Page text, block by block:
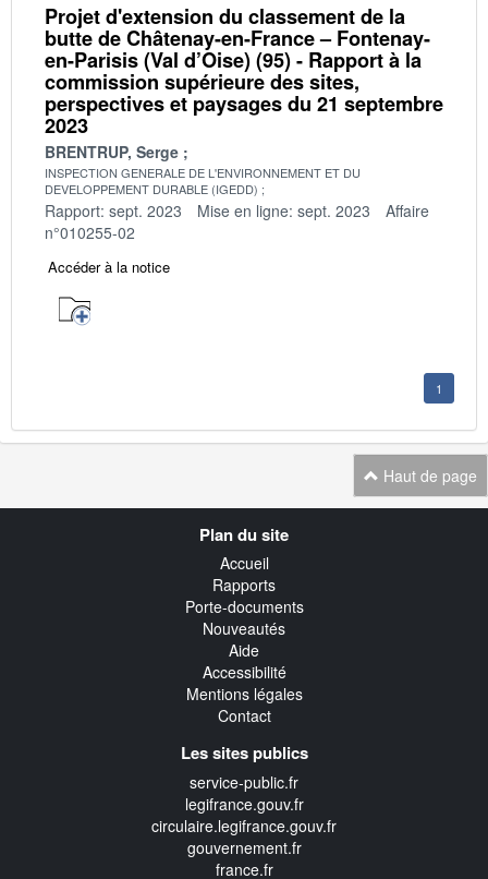
Projet d'extension du classement de la
butte de Châtenay-en-France – Fontenay-
en-Parisis (Val d’Oise) (95) - Rapport à la
commission supérieure des sites,
perspectives et paysages du 21 septembre
2023
BRENTRUP, Serge
INSPECTION GENERALE DE L'ENVIRONNEMENT ET DU
DEVELOPPEMENT DURABLE (IGEDD)
Rapport: sept. 2023 Mise en ligne: sept. 2023
Affaire
n°010255-02
Accéder à la notice
1
Haut de page
Plan du site
Accueil
Rapports
Porte-documents
Nouveautés
Aide
Accessibilité
Mentions légales
Contact
Les sites publics
service-public.fr
legifrance.gouv.fr
circulaire.legifrance.gouv.fr
gouvernement.fr
france.fr